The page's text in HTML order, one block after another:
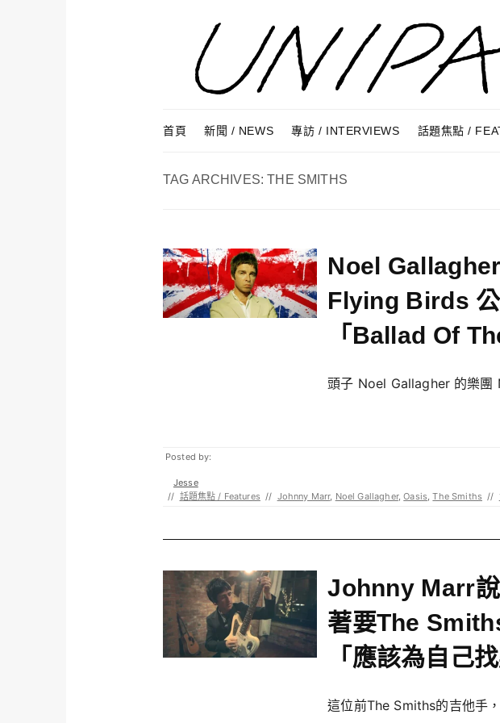
Menu
首頁
新聞 / NEWS 專訪 / INTERVIEWS 話題焦點 /
TAG ARCHIVES:THE SMITHS
Noel
Flying Birds
「Ballad Of
頭子 Noel Gallagher 的樂團
Posted by:
Jesse
// 話題焦點 / Features // Johnny Marr, Noel Gallagher,Oasis,The Smiths //
Johnny Marr
著要The
「應該為自己
這位前The Smiths的吉他手